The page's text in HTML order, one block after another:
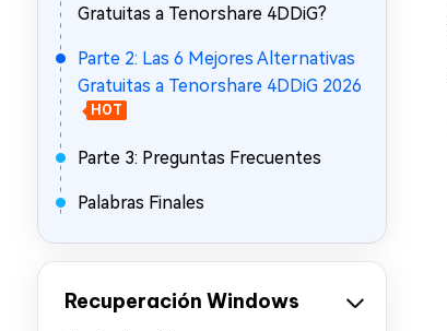
Gratuitas a Tenorshare 4DDiG?
Parte 2: Las 6 Mejores Alternativas
Gratuitas a Tenorshare 4DDiG 2026
HOT
Parte 3: Preguntas Frecuentes
Palabras Finales
Recuperación Windows